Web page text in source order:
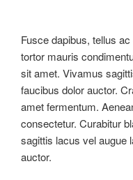
Fusce dapibus, tellus
tortor mauris
sit amet. Vivamus
faucibus dolor auctor.
amet fermentum.
consectetur. Curabitur
sagittis lacus vel augue
auctor.